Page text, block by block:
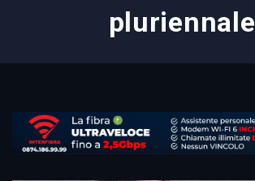
pluriennale